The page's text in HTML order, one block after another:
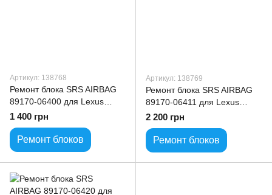
Артикул: 138768
Ремонт блока SRS AIRBAG
89170-06400 для Lexus
Toyota ALL model
1 400 грн
Ремонт блоков
Артикул: 138769
Ремонт блока SRS AIRBAG
89170-06411 для Lexus
Toyota ALL model
2 200 грн
Ремонт блоков